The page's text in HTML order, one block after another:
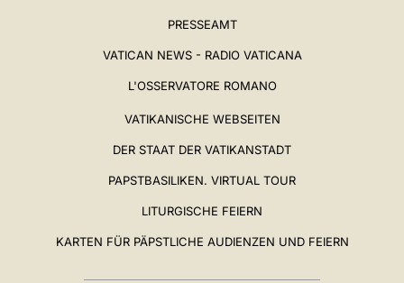
PRESSEAMT
VATICAN NEWS - RADIO VATICANA
L'OSSERVATORE ROMANO
VATIKANISCHE WEBSEITEN
DER STAAT DER VATIKANSTADT
PAPSTBASILIKEN. VIRTUAL TOUR
LITURGISCHE FEIERN
KARTEN FÜR PÄPSTLICHE AUDIENZEN UND FEIERN